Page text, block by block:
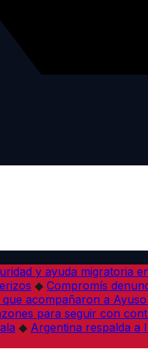
y ayuda migratoria
◆ Compromís
acompañaron a
para seguir con
◆ Argentina respalda a